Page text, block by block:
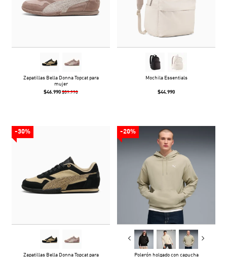
Zapatillas Bella Donna Topcat para
mujer
$46.990 $59.990
Mochila Essentials
$44.990
-30%
Zapatillas Bella Donna Topcat para
-20%
Polerón holgado con capucha